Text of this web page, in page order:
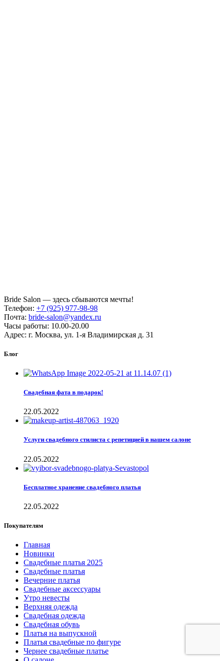
Bride Salon — здесь сбываются мечты!
Телефон: +7 (925) 977-98-98
Почта: bride-salon@yandex.ru
Часы работы: 10.00-20.00
Адрес: г. Москва, ул. 1-я Владимирская д. 31
Блог
Свадебная фата в подарок!
22.05.2022
Услуги свадебного стилиста с репетицией в нашем салоне
22.05.2022
Бесплатное хранение свадебного платья
22.05.2022
Покупателям
Главная
Новинки
Свадебные платья 2025
Свадебные платья
Вечерние платья
Свадебные аксессуары
Утро невесты
Верхняя одежда
Свадебная одежда
Свадебная обувь
Платья на выпускной
Платья свадебные по фигуре
Чернее свадебные платье